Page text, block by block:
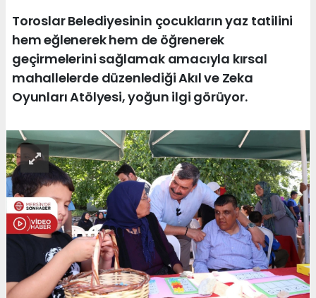
Toroslar Belediyesinin çocukların yaz tatilini
hem eğlenerek hem de öğrenerek
geçirmelerini sağlamak amacıyla kırsal
mahallelerde düzenlediği Akıl ve Zeka
Oyunları Atölyesi, yoğun ilgi görüyor.